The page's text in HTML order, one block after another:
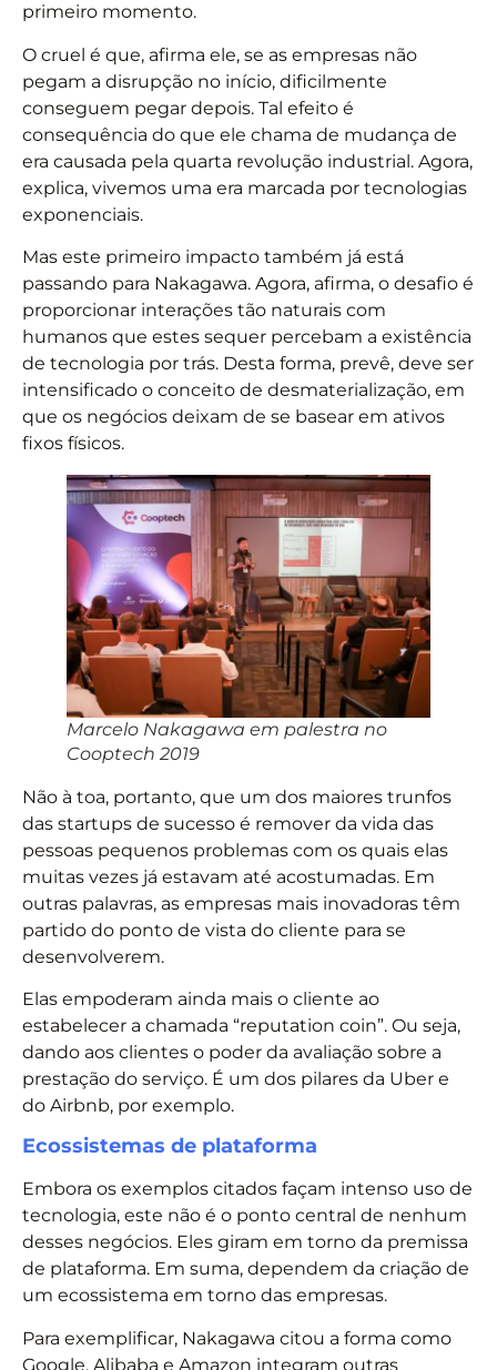
primeiro momento.
O cruel é que, afirma ele, se as empresas não
pegam a disrupção no início, dificilmente
conseguem pegar depois. Tal efeito é
consequência do que ele chama de mudança de
era causada pela quarta revolução industrial. Agora,
explica, vivemos uma era marcada por tecnologias
exponenciais.
Mas este primeiro impacto também já está
passando para Nakagawa. Agora, afirma, o desafio é
proporcionar interações tão naturais com
humanos que estes sequer percebam a existência
de tecnologia por trás. Desta forma, prevê, deve ser
intensificado o conceito de desmaterialização, em
que os negócios deixam de se basear em ativos
fixos físicos.
Marcelo Nakagawa em palestra no
Cooptech 2019
Não à toa, portanto, que um dos maiores trunfos
das startups de sucesso é remover da vida das
pessoas pequenos problemas com os quais elas
muitas vezes já estavam até acostumadas. Em
outras palavras, as empresas mais inovadoras têm
partido do ponto de vista do cliente para se
desenvolverem.
Elas empoderam ainda mais o cliente ao
estabelecer a chamada “reputation coin”. Ou seja,
dando aos clientes o poder da avaliação sobre a
prestação do serviço. É um dos pilares da Uber e
do Airbnb, por exemplo.
Ecossistemas de plataforma
Embora os exemplos citados façam intenso uso de
tecnologia, este não é o ponto central de nenhum
desses negócios. Eles giram em torno da premissa
de plataforma. Em suma, dependem da criação de
um ecossistema em torno das empresas.
Para exemplificar, Nakagawa citou a forma como
Google, Alibaba e Amazon integram outras